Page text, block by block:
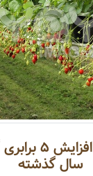
سال گذشته